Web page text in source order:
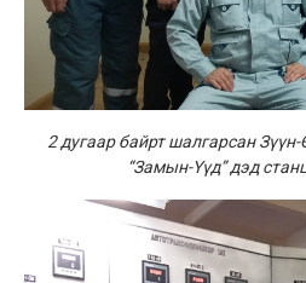
2 дугаар байрт шалгарсан
“Замын-Үүд” дэд